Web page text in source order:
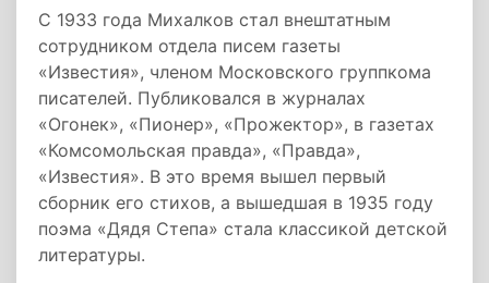
С 1933 года Михалков стал внештатным
сотрудником отдела писем газеты
«Известия», членом Московского группкома
писателей. Публиковался в журналах
«Огонек», «Пионер», «Прожектор», в газетах
«Комсомольская правда», «Правда»,
«Известия». В это время вышел первый
сборник его стихов, а вышедшая в 1935 году
поэма «Дядя Степа» стала классикой детской
литературы.